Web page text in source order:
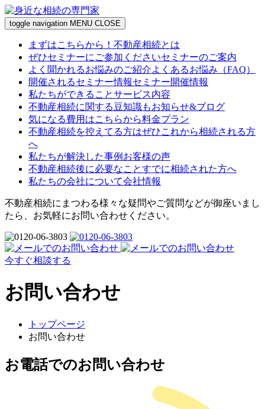
toggle navigation MENU CLOSE
まずはこちらから！ 不動産相続とは
ぜひセミナーにご参加くださいセミナーのご案内
よく聞かれるお悩みのご紹介よくあるお悩み （FAQ）
開催されるセミナー情報セミナー開催情報
私たちができることサービス内容
不動産相続に関する豆知識もお知らせ&ブログ
気になる費用はこちらから料金プラン
不動産相続を控えてる方はぜひこれから相続される方
へ
私たちが解決した事例 お客様の声
不動産相続後に必要なことすでに相続された方へ
私たちの会社について会社情報
不動産相続にまつわる様々な疑問やご質問などが御座いまし
たら、お気軽にお問い合わせください。
今すぐ相談する
お問い合わせ
トップページ
お問い合わせ
お電話でのお問い合わせ